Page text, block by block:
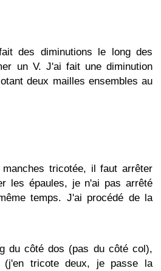
des diminutions le long des
un V. J'ai fait une diminution
deux mailles ensembles au
tricotée, il faut arrêter
les épaules, je n'ai pas arrêté
temps. J'ai procédé de la
du côté dos (pas du côté col),
(j'en tricote deux, je passe la